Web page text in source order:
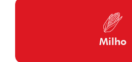
Milho